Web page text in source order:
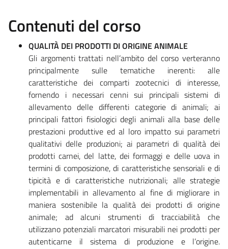
Contenuti del corso
QUALITÀ DEI PRODOTTI DI ORIGINE ANIMALE
Gli argomenti trattati nell’ambito del corso verteranno
principalmente sulle tematiche inerenti: alle
caratteristiche dei comparti zootecnici di interesse,
fornendo i necessari cenni sui principali sistemi di
allevamento delle differenti categorie di animali; ai
principali fattori fisiologici degli animali alla base delle
prestazioni produttive ed al loro impatto sui parametri
qualitativi delle produzioni; ai parametri di qualità dei
prodotti carnei, del latte, dei formaggi e delle uova in
termini di composizione, di caratteristiche sensoriali e di
tipicità e di caratteristiche nutrizionali; alle strategie
implementabili in allevamento al fine di migliorare in
maniera sostenibile la qualità dei prodotti di origine
animale; ad alcuni strumenti di tracciabilità che
utilizzano potenziali marcatori misurabili nei prodotti per
autenticarne il sistema di produzione e l’origine.